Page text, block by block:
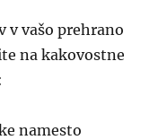
vašo prehrano
na kakovostne
namesto